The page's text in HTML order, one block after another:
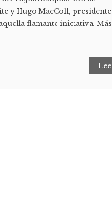
y Hugo MacColl, presidente,
flamante iniciativa. Más